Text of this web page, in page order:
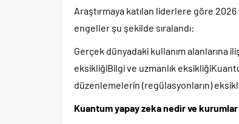
Araştırmaya katılan liderlere göre 2026
engeller şu şekilde sıralandı:
Gerçek dünyadaki kullanım alanlarına
eksikliğiBilgi ve uzmanlık
düzenlemelerin (regülasyonların)
Kuantum yapay zeka nedir ve